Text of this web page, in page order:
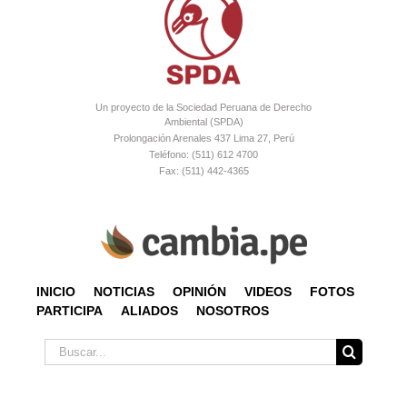
Un proyecto de la Sociedad Peruana de Derecho
Ambiental (SPDA)
Prolongación Arenales 437 Lima 27, Perú
Teléfono: (511) 612 4700
Fax: (511) 442-4365
INICIO NOTICIAS OPINIÓN VIDEOS
FOTOS
PARTICIPA
ALIADOS NOSOTROS
Buscar: